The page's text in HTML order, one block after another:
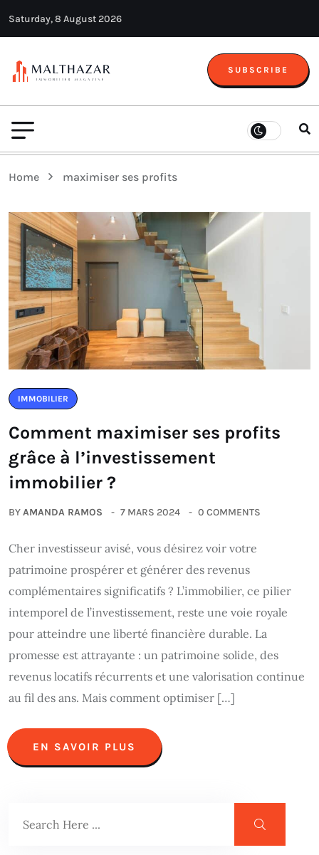
Saturday, 8 August 2026
SUBSCRIBE
Home maximiser ses profits
IMMOBILIER
Comment maximiser ses profits
grâce à l’investissement
immobilier ?
BYAMANDA RAMOS 7 MARS 2024 0 COMMENTS
Cher investisseur avisé, vous désirez voir votre
patrimoine prospérer et générer des revenus
complémentaires significatifs ? L’immobilier, ce pilier
intemporel de l’investissement, reste une voie royale
pour atteindre une liberté financière durable. La
promesse est attrayante : un patrimoine solide, des
revenus locatifs récurrents et une valorisation continue
au fil des ans. Mais comment optimiser […]
EN SAVOIR PLUS